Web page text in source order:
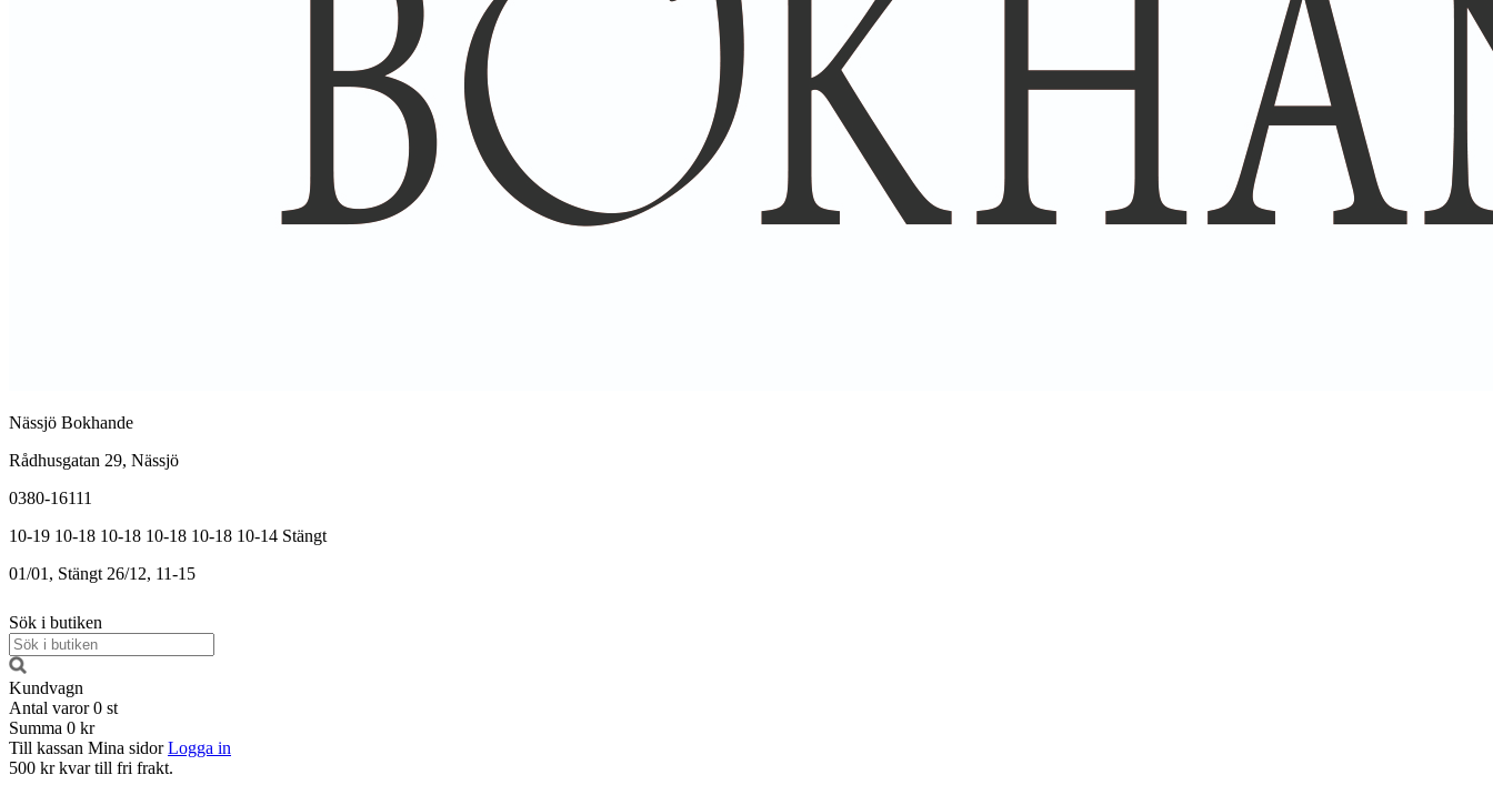
Nässjö Bokhande
Rådhusgatan 29, Nässjö
0380-16111
10-19 10-18 10-18 10-18 10-18 10-14 Stängt
01/01, Stängt 26/12, 11-15
Sök i butiken
Kundvagn
Antal varor 0 st
Summa 0 kr
Till kassan Mina sidor Logga in
500 kr kvar till fri frakt.